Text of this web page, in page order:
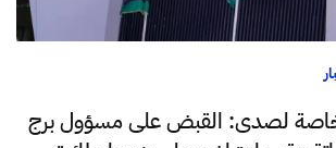
لصدى: القبض على مسؤول برج